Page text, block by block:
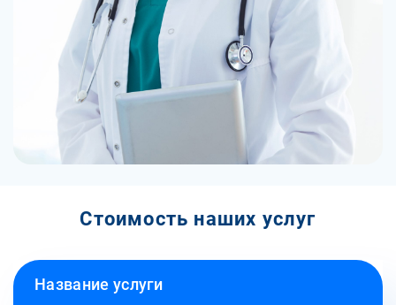
Стоимость наших услуг
Название услуги